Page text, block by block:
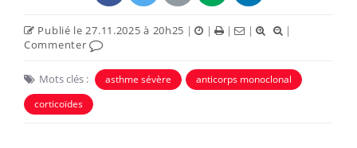
Publié le 27.11.2025 à 20h25 | | | |
|
Commenter
Mots clés : asthme sévère
anticorps monoclonal
corticoïdes